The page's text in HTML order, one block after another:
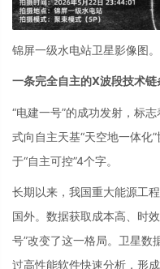
锦屏一级水电站卫星影像图
一条完全自主的X波段技术链
“电建一号”的成功发射，标
式向自主天基“天空地一体化
于“自主可控”4个字。
长期以来，我国重大能源工
国外。数据获取成本高、时
号”改变了这一格局。卫星数
过高性能软件快速分析，形